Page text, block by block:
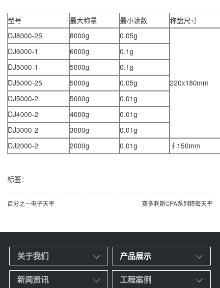
型号 最大称量 最小读数
称盘尺寸
DJ8000-25
8000g 0.05g
220x180mm
DJ6000-1 6000g
0.1g
DJ5000-1
5000g
0.1g
DJ5000-25
5000g
0.05g
DJ5000-2
5000g
0.01g
DJ4000-2
4000g
0.01g
DJ3000-2
3000g
0.01g
DJ2000-2
2000g 0.01g ∮150mm
标签：
百分之一电子天平 赛多利斯CPA系列精密天平
关于我们 产品展示
新闻资讯 工程案例